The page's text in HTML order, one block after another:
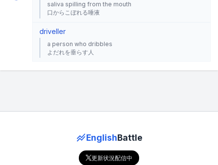
saliva spilling from the mouth
口からこぼれる唾液
driveller
a person who dribbles
よだれを垂らす人
EnglishBattle
更新状況配信中